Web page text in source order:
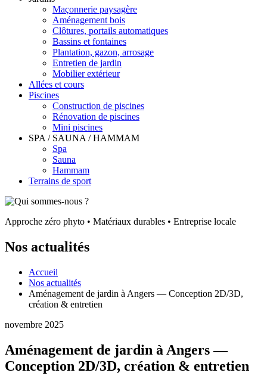
Maçonnerie paysagère
Aménagement bois
Clôtures, portails automatiques
Bassins et fontaines
Plantation, gazon, arrosage
Entretien de jardin
Mobilier extérieur
Allées et cours
Piscines
Construction de piscines
Rénovation de piscines
Mini piscines
SPA / SAUNA / HAMMAM
Spa
Sauna
Hammam
Terrains de sport
Approche zéro phyto • Matériaux durables • Entreprise locale
Nos actualités
Accueil
Nos actualités
Aménagement de jardin à Angers — Conception 2D/3D,
création & entretien
novembre 2025
Aménagement de jardin à Angers —
Conception 2D/3D, création & entretien